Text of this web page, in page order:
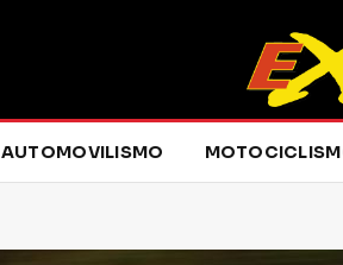
AUTOMOVILISMO